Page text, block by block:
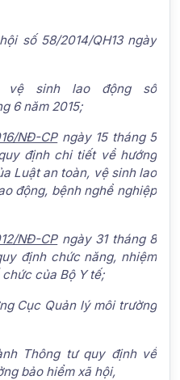
số 58/2014/QH13 ngày
vệ sinh lao động số
6 năm 2015;
NĐ-CPngày 15 tháng 5
định chi tiết về hướng
Luật an toàn, vệ sinh lao
động, bệnh nghề nghiệp
NĐ-CPngày 31 tháng 8
định chức năng, nhiệm
của Bộ Y tế;
Cục Quản lý môi trường
Thông tư quy định về
bảo hiểm xã hội,